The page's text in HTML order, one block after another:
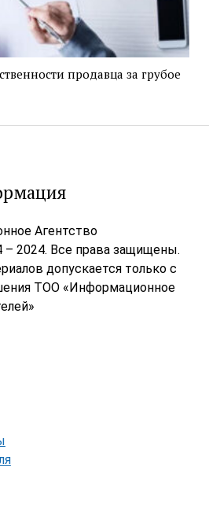
продавца за грубое
Агентство
– 2024. Все права защищены.
допускается только с
ТОО «Информационное